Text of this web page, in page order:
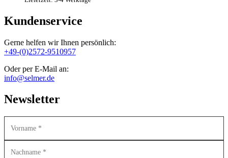
Kundenservice
Gerne helfen wir Ihnen persönlich:
+49-(0)2572-9510957
Oder per E-Mail an:
info@selmer.de
Newsletter